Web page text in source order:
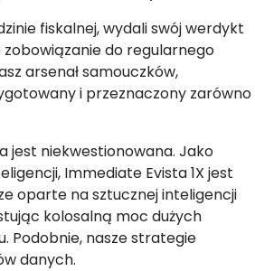
fiskalnej, wydali swój werdykt
zobowiązanie do regularnego
arsenał samouczków,
i przeznaczony zarówno
jest niekwestionowana. Jako
Immediate Evista 1X jest
oparte na sztucznej inteligencji
kolosalną moc dużych
Podobnie, nasze strategie
danych.